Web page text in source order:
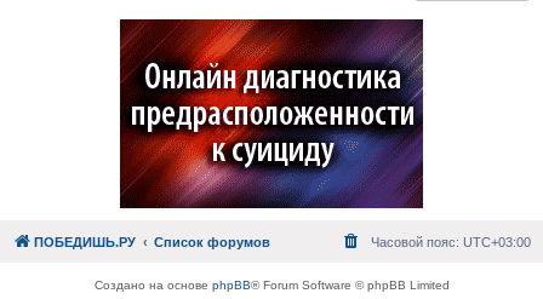
ПОБЕДИШЬ.РУ Список форумов Часовой пояс: UTC+03:00
Создано на основе phpBB® Forum Software © phpBB Limited